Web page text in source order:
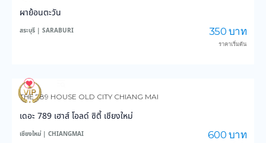
ผาย้อนตะวัน
สระบุรี | SARABURI 350 บาท
ราคาเริ่มต้น
146
THE 789 HOUSE OLD CITY CHIANG MAI
เดอะ 789 เฮาส์ โอลด์ ซิตี้ เชียงใหม่
เชียงใหม่ | CHIANGMAI 600 บาท